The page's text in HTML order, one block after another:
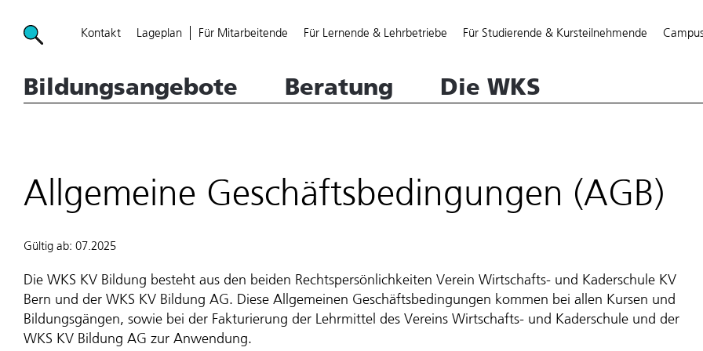
zum
Kontakt Lageplan Für Mitarbeitende Für Lernende & Lehrbetriebe Für Studierende & Kursteilnehmende
WKSBern - Hauptnavigation
Bildungsangebote Beratung Die WKS
WKS MDD Main navigation menu
Bildungsangebote
Die WKS
WKS MDD Main navigation menu
Bildungsangebote
Die WKS
WKS MDD Main navigation menu
Bildungsangebote
Die WKS
Allgemeine Geschäftsbedingungen (AGB)
Gültig ab: 07.2025
Die WKS KV Bildung besteht aus den beiden Rechtspersönlichkeiten Verein Wirtschafts- und Kaderschule KV
Bern und der WKS KV Bildung AG. Diese Allgemeinen Geschäftsbedingungen kommen bei allen Kursen und
Bildungsgängen, sowie bei der Fakturierung der Lehrmittel des Vereins Wirtschafts- und Kaderschule und der
WKS KV Bildung AG zur Anwendung.